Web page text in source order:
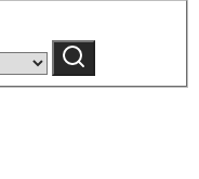
category:
Søg